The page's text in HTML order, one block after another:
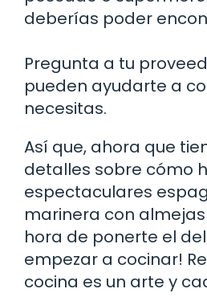
deberías poder
Pregunta a tu
pueden ayudarte a
necesitas.
Así que, ahora que
detalles sobre cómo
espectaculares
marinera con almejas
hora de ponerte el
empezar a cocinar!
cocina es un arte y